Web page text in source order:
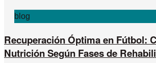
blog
Recuperación Óptima en Fútbol:
Nutrición Según Fases de